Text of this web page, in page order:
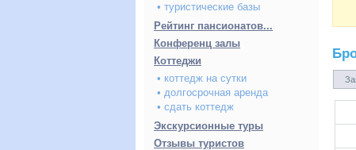
• туристические базы
Рейтинг пансионатов...
Конференц залы
Коттеджи
• коттедж на сутки
• долгосрочная аренда
• сдать коттедж
Экскурсионные туры
Отзывы туристов